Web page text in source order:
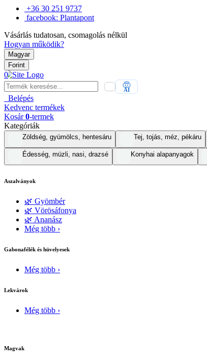
+36 30 251 9737
facebook: Plantapont
Vásárlás tudatosan, csomagolás nélkül
Hogyan működik?
Magyar
Forint
0
AI
Belépés
Kedvenc termékek
Kosár 0-termek
Kategóriák
Zöldség, gyümölcs, hentesáru Tej, tojás, méz, pékáru
Édesség, müzli, nasi, drazsé Konyhai alapanyagok
Aszalványok
🌿 Gyömbér
🌿 Vörösáfonya
🌿 Ananász
Még több ›
Gabonafélék és hüvelyesek
Még több ›
Lekvárok
Még több ›
Magvak